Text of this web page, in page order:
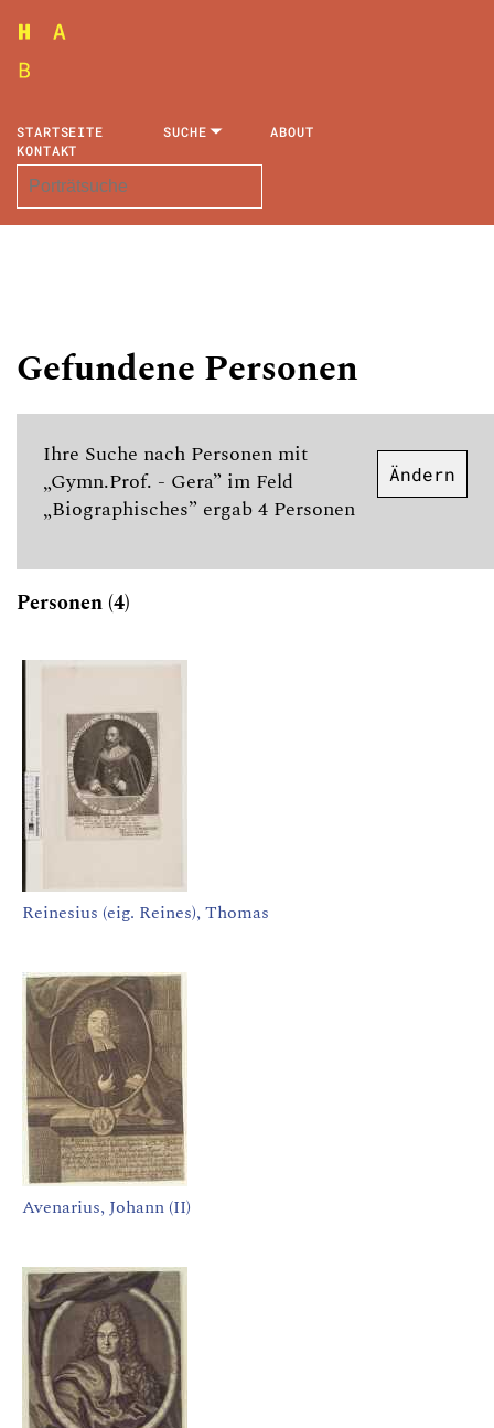
STARTSEITE SUCHE
ABOUT
KONTAKT
Gefundene Personen
Ihre Suche nach Personen mit
„Gymn.Prof. - Gera” im Feld
„Biographisches” ergab 4 Personen
Ändern
Personen (4)
Reinesius (eig. Reines), Thomas
Avenarius, Johann (II)